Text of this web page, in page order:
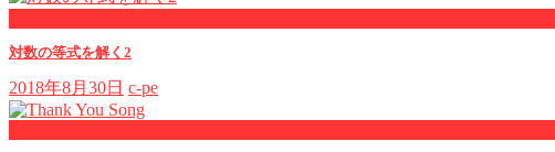
対数の等式を解く2
2018年8月30日 c-pe